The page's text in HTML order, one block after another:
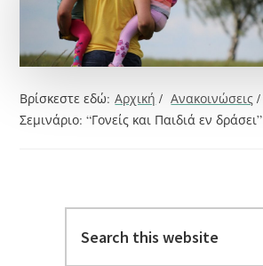
Γνωστική
Συμπεριφορική
Θεραπεία.
μέσω
Skype,
Βρίσκεστε εδώ: Αρχική / Ανακοινώσεις /
Σεμινάριο: “Γονείς και Παιδιά εν δράσει”